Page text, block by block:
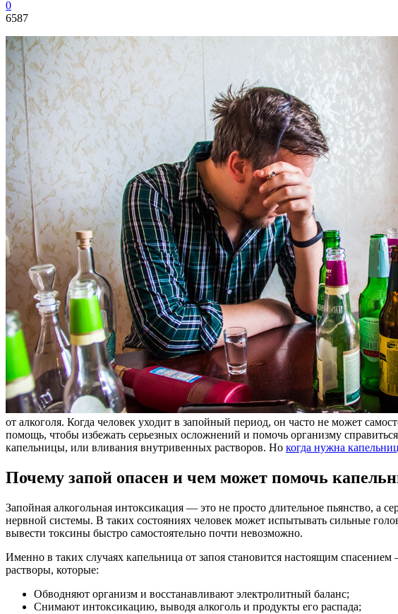
0
6587
от алкоголя. Когда человек уходит в запойный период, он часто не может
помощь, чтобы избежать серьезных осложнений и помочь организму
капельницы, или вливания внутривенных растворов. Но когда нужна
Почему запой опасен и чем может помочь
Запойная алкогольная интоксикация — это не просто длительное пьянство, а
нервной системы. В таких состояниях человек может испытывать сильные
вывести токсины быстро самостоятельно почти невозможно.
Именно в таких случаях капельница от запоя становится настоящим
растворы, которые:
Обводняют организм и восстанавливают электролитный баланс;
Снимают интоксикацию, выводя алкоголь и продукты его распада;